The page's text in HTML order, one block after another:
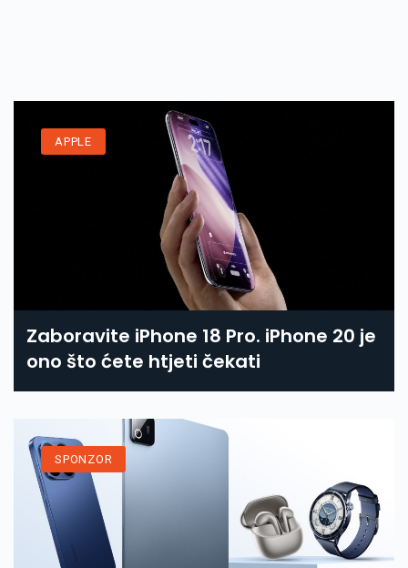
APPLE
Zaboravite iPhone 18 Pro. iPhone 20 je
ono što ćete htjeti čekati
SPONZOR